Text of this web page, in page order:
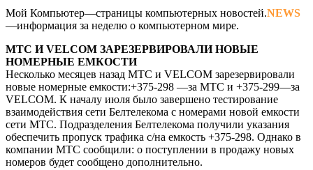
Мой Компьютер—страницы компьютерных новостей.NEWS
—информация за неделю о компьютерном мире.
МТС И VELCOM ЗАРЕЗЕРВИРОВАЛИ НОВЫЕ
НОМЕРНЫЕ ЕМКОСТИ
Несколько месяцев назад МТС и VELCOM зарезервировали
новые номерные емкости:+375-298 —за МТС и +375-299—за
VELCOM. К началу июля было завершено тестирование
взаимодействия сети Белтелекома с номерами новой емкости
сети МТС. Подразделения Белтелекома получили указания
обеспечить пропуск трафика с/на емкость +375-298. Однако в
компании МТС сообщили: о поступлении в продажу новых
номеров будет сообщено дополнительно.